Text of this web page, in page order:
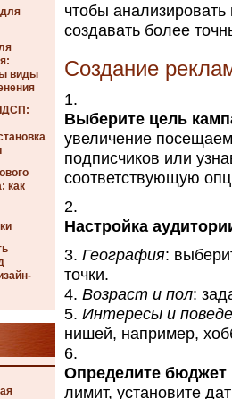
виды
как
чтобы
создавать более
Создание
Выберите цель
увеличение
подписчиков или
соответствующую
Настройка
География:
точки.
Возраст и пол:
Интересы и
нишей, например,
Определите бюджет
лимит, установите